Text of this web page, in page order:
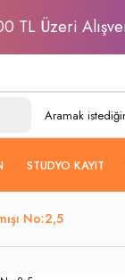
TL Üzeri
STUDYO KAYIT
No:2,5